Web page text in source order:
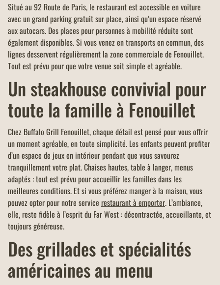
Situé au 92 Route de Paris, le restaurant est accessible en voiture
avec un grand parking gratuit sur place, ainsi qu’un espace réservé
aux autocars. Des places pour personnes à mobilité réduite sont
également disponibles. Si vous venez en transports en commun, des
lignes desservent régulièrement la zone commerciale de Fenouillet.
Tout est prévu pour que votre venue soit simple et agréable.
Un steakhouse convivial pour
toute la famille à Fenouillet
Chez Buffalo Grill Fenouillet, chaque détail est pensé pour vous offrir
un moment agréable, en toute simplicité. Les enfants peuvent profiter
d’un espace de jeux en intérieur pendant que vous savourez
tranquillement votre plat. Chaises hautes, table à langer, menus
adaptés : tout est prévu pour accueillir les familles dans les
meilleures conditions. Et si vous préférez manger à la maison, vous
pouvez opter pour notre service restaurant à emporter. L’ambiance,
elle, reste fidèle à l’esprit du Far West : décontractée, accueillante, et
toujours généreuse.
Des grillades et spécialités
américaines au menu